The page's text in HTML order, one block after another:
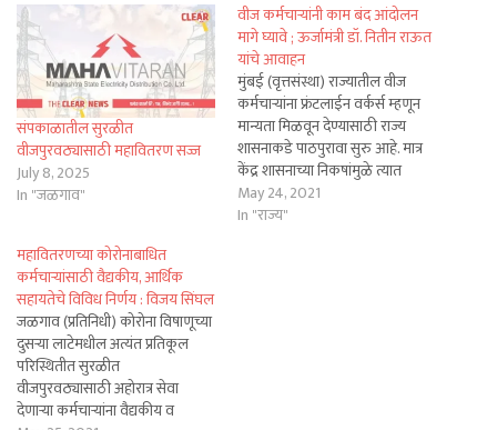
संपकाळातील सुरळीत
वीजपुरवठ्यासाठी महावितरण सज्ज
July 8, 2025
In "जळगाव"
वीज कर्मचाऱ्यांनी काम बंद आंदोलन
मागे घ्यावे ; ऊर्जामंत्री डॉ. नितीन राऊत
यांचे आवाहन
मुंबई (वृत्तसंस्था) राज्यातील वीज
कर्मचाऱ्यांना फ्रंटलाईन वर्कर्स म्हणून
मान्यता मिळवून देण्यासाठी राज्य
शासनाकडे पाठपुरावा सुरु आहे. मात्र
केंद्र शासनाच्या निकषांमुळे त्यात
अडथळे येत आहेत. ऊर्जा विभागाकडून
सर्व नियमित व कंत्राटी वीज
May 24, 2021
In "राज्य"
महावितरणच्या कोरोनाबाधित
कर्मचाऱ्यांसाठी वैद्यकीय, आर्थिक
सहायतेचे विविध निर्णय : विजय सिंघल
जळगाव (प्रतिनिधी) कोरोना विषाणूच्या
दुसऱ्या लाटेमधील अत्यंत प्रतिकूल
परिस्थितीत सुरळीत
वीजपुरवठ्यासाठी अहोरात्र सेवा
देणाऱ्या कर्मचाऱ्यांना वैद्यकीय व